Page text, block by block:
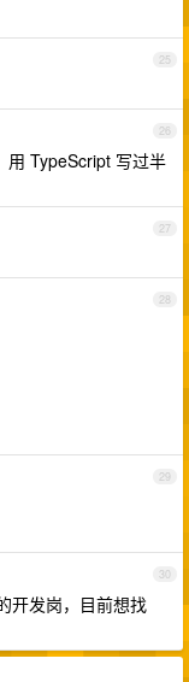
25
26
用 TypeScript 写过半
27
28
29
30
开发岗，目前想找